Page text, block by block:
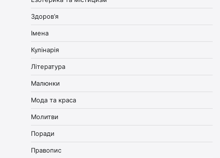
Здоров’я
Імена
Кулінарія
Література
Малюнки
Мода та краса
Молитви
Поради
Правопис